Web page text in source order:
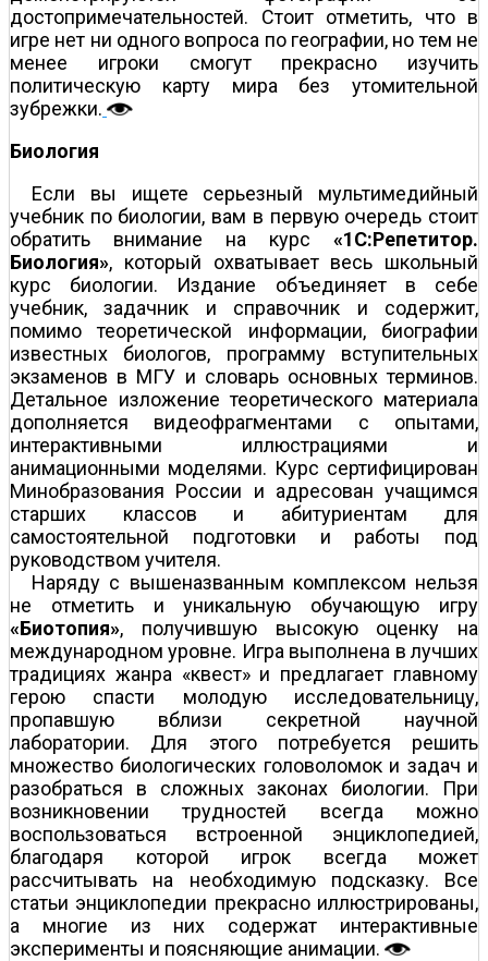
достопримечательностей. Стоит отметить, что в
игре нет ни одного вопроса по географии, но тем не
менее игроки смогут прекрасно изучить
политическую карту мира без утомительной
зубрежки.
Биология
Если вы ищете серьезный мультимедийный
учебник по биологии, вам в первую очередь стоит
обратить внимание на курс «1С:Репетитор.
Биология», который охватывает весь школьный
курс биологии. Издание объединяет в себе
учебник, задачник и справочник и содержит,
помимо теоретической информации, биографии
известных биологов, программу вступительных
экзаменов в МГУ и словарь основных терминов.
Детальное изложение теоретического материала
дополняется видеофрагментами с опытами,
интерактивными иллюстрациями и
анимационными моделями. Курс сертифицирован
Минобразования России и адресован учащимся
старших классов и абитуриентам для
самостоятельной подготовки и работы под
руководством учителя.
Наряду с вышеназванным комплексом нельзя
не отметить и уникальную обучающую игру
«Биотопия», получившую высокую оценку на
международном уровне. Игра выполнена в лучших
традициях жанра «квест» и предлагает главному
герою спасти молодую исследовательницу,
пропавшую вблизи секретной научной
лаборатории. Для этого потребуется решить
множество биологических головоломок и задач и
разобраться в сложных законах биологии. При
возникновении трудностей всегда можно
воспользоваться встроенной энциклопедией,
благодаря которой игрок всегда может
рассчитывать на необходимую подсказку. Все
статьи энциклопедии прекрасно иллюстрированы,
а многие из них содержат интерактивные
эксперименты и поясняющие анимации.